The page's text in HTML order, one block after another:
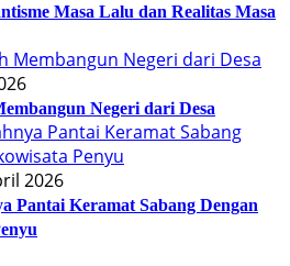
Masa Lalu dan Realitas Masa
Negeri dari Desa
2026
Pantai Keramat Sabang Dengan